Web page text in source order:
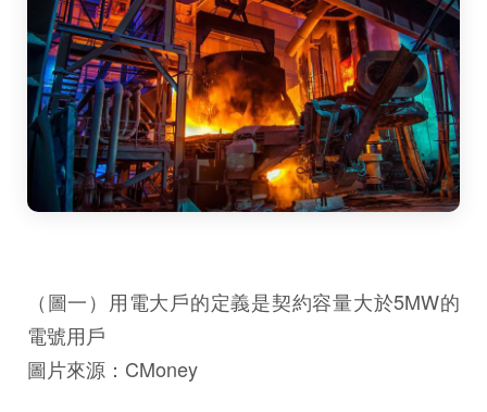
（圖一）用電大戶的定義是契約容量大於5MW的
電號用戶
圖片來源：CMoney